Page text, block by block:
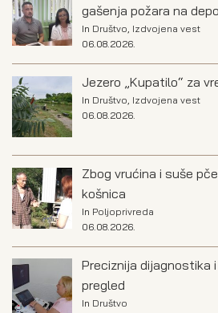
gašenja požara na
In Društvo, Izdvojena vest
06.08.2026.
Jezero „Kupatilo“ za
In Društvo Izdvojena vest
06.08.2026.
Zbog vrućina i suše
košnica
In Poljoprivreda
06.08.2026.
Preciznija dijagnostika
pregled
In Društvo